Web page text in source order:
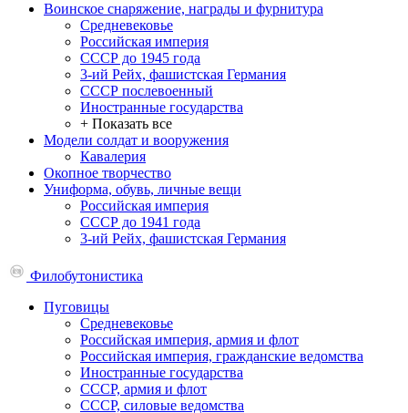
Воинское снаряжение, награды и фурнитура
Средневековье
Российская империя
СССР до 1945 года
3-ий Рейх, фашистская Германия
СССР послевоенный
Иностранные государства
+ Показать все
Модели солдат и вооружения
Кавалерия
Окопное творчество
Униформа, обувь, личные вещи
Российская империя
СССР до 1941 года
3-ий Рейх, фашистская Германия
Филобутонистика
Пуговицы
Средневековье
Российская империя, армия и флот
Российская империя, гражданские ведомства
Иностранные государства
СССР, армия и флот
СССР, силовые ведомства